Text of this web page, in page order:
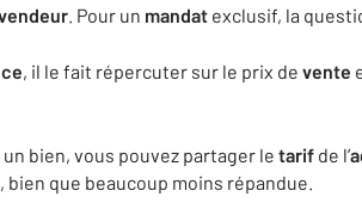
. Pour un mandat exclusif, la
, il le fait répercuter sur le prix de vente
un bien, vous pouvez partager le tarif de l’
, bien que beaucoup moins répandue.